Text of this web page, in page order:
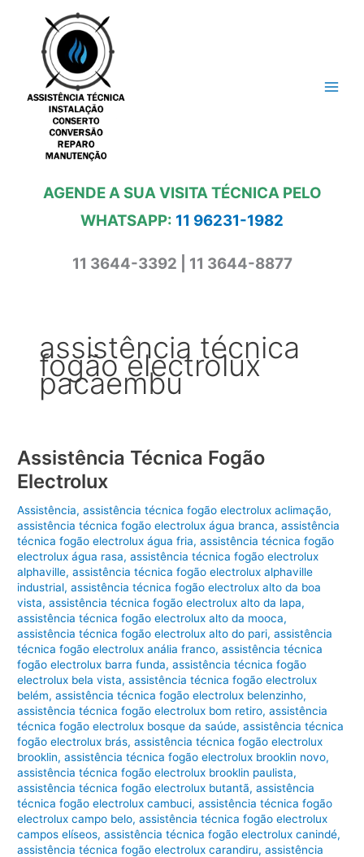
conteúdo
AGENDE A SUA VISITA TÉCNICA PELO
WHATSAPP: 11 96231-1982
11 3644-3392 | 11 3644-8877
assistência técnica
fogão electrolux
pacaembu
Assistência Técnica Fogão
Electrolux
Assistência,assistência técnica fogão electrolux aclimação,
assistência técnica fogão electrolux água branca,assistência
técnica fogão electrolux água fria,assistência técnica fogão
electrolux água rasa,assistência técnica fogão electrolux
alphaville,assistência técnica fogão electrolux alphaville
industrial,assistência técnica fogão electrolux alto da boa
vista,assistência técnica fogão electrolux alto da lapa,
assistência técnica fogão electrolux alto da mooca,
assistência técnica fogão electrolux alto do pari,assistência
técnica fogão electrolux anália franco,assistência técnica
fogão electrolux barra funda,assistência técnica fogão
electrolux bela vista,assistência técnica fogão electrolux
belém,assistência técnica fogão electrolux belenzinho,
assistência técnica fogão electrolux bom retiro,assistência
técnica fogão electrolux bosque da saúde,assistência técnica
fogão electrolux brás,assistência técnica fogão electrolux
brooklin,assistência técnica fogão electrolux brooklin novo,
assistência técnica fogão electrolux brooklin paulista,
assistência técnica fogão electrolux butantã,assistência
técnica fogão electrolux cambuci,assistência técnica fogão
electrolux campo belo,assistência técnica fogão electrolux
campos elíseos,assistência técnica fogão electrolux canindé,
assistência técnica fogão electrolux carandiru,assistência